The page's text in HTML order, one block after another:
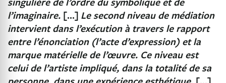
l’imaginaire. [...] Le second niveau de médiation
intervient dans l’exécution à travers le rapport
entre l’énonciation (l’acte d’expression) et la
marque matérielle de l’œuvre. Ce niveau est
celui de l’artiste impliqué, dans la totalité de sa